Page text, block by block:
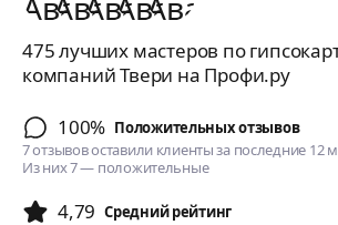
475 лучших мастеров по
компаний Твери на Профи.ру
100% Положительных отзывов
7 отзывов оставили клиенты за последние 12
Из них 7 — положительные
4,79 Cредний рейтинг